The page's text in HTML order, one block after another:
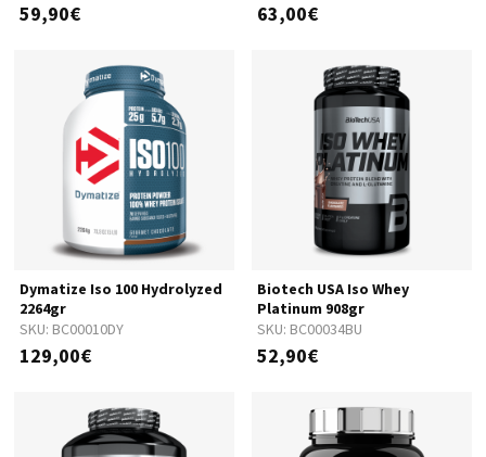
59,90€ 63,00€
SKU: BC00010DY
Dymatize Iso 100 Hydrolyzed
2264gr
129,00€
SKU: BC00034BU
Biotech USA Iso Whey
Platinum 908gr
52,90€